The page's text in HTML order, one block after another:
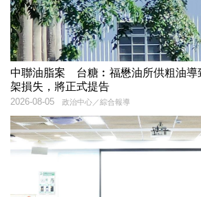
中聯油脂案 台糖︰福懋油所供粗油導
架損失，將正式提告
政治中心／綜合報導
2026-08-05